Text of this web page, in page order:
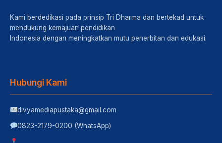
Kami berdedikasi pada prinsip Tri Dharma dan bertekad untuk
mendukung kemajuan pendidikan
Indonesia dengan meningkatkan mutu penerbitan dan edukasi.
Hubungi Kami
divyamediapustaka@gmail.com
0823-2179-0200 (WhatsApp)